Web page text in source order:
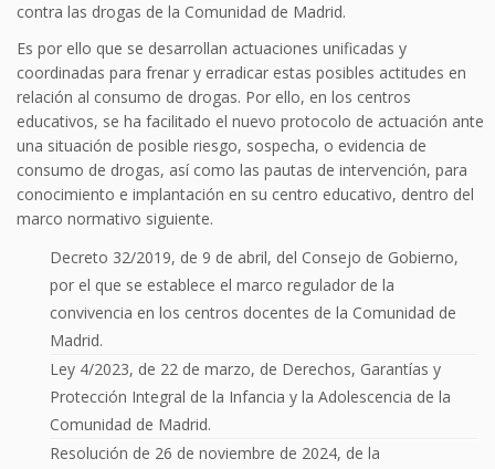
contra las drogas de la Comunidad de Madrid.
Es por ello que se desarrollan actuaciones unificadas y
coordinadas para frenar y erradicar estas posibles actitudes en
relación al consumo de drogas. Por ello, en los centros
educativos, se ha facilitado el nuevo protocolo de actuación ante
una situación de posible riesgo, sospecha, o evidencia de
consumo de drogas, así como las pautas de intervención, para
conocimiento e implantación en su centro educativo, dentro del
marco normativo siguiente.
Decreto 32/2019, de 9 de abril, del Consejo de Gobierno,
por el que se establece el marco regulador de la
convivencia en los centros docentes de la Comunidad de
Madrid.
Ley 4/2023, de 22 de marzo, de Derechos, Garantías y
Protección Integral de la Infancia y la Adolescencia de la
Comunidad de Madrid.
Resolución de 26 de noviembre de 2024, de la